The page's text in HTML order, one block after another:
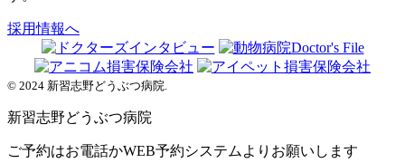
採用情報へ
© 2024 新習志野どうぶつ病院.
新習志野どうぶつ病院
ご予約はお電話かWEB予約システムよりお願いします